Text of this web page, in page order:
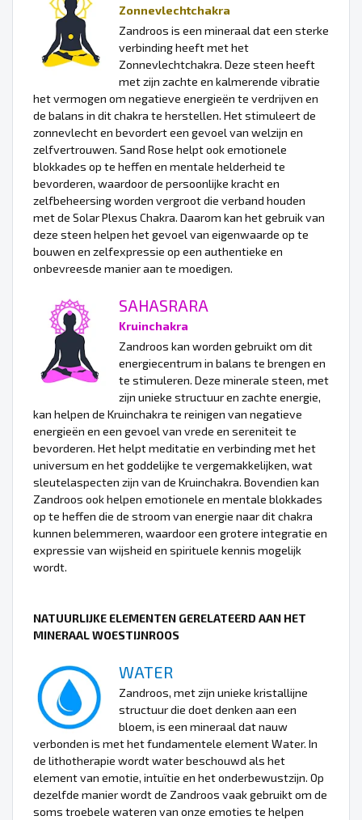
Zonnevlechtchakra
Zandroos is een mineraal dat een sterke
verbinding heeft met het
Zonnevlechtchakra. Deze steen heeft
met zijn zachte en kalmerende vibratie
het vermogen om negatieve energieën te verdrijven en
de balans in dit chakra te herstellen. Het stimuleert de
zonnevlecht en bevordert een gevoel van welzijn en
zelfvertrouwen. Sand Rose helpt ook emotionele
blokkades op te heffen en mentale helderheid te
bevorderen, waardoor de persoonlijke kracht en
zelfbeheersing worden vergroot die verband houden
met de Solar Plexus Chakra. Daarom kan het gebruik van
deze steen helpen het gevoel van eigenwaarde op te
bouwen en zelfexpressie op een authentieke en
onbevreesde manier aan te moedigen.
SAHASRARA
Kruinchakra
Zandroos kan worden gebruikt om dit
energiecentrum in balans te brengen en
te stimuleren. Deze minerale steen, met
zijn unieke structuur en zachte energie,
kan helpen de Kruinchakra te reinigen van negatieve
energieën en een gevoel van vrede en sereniteit te
bevorderen. Het helpt meditatie en verbinding met het
universum en het goddelijke te vergemakkelijken, wat
sleutelaspecten zijn van de Kruinchakra. Bovendien kan
Zandroos ook helpen emotionele en mentale blokkades
op te heffen die de stroom van energie naar dit chakra
kunnen belemmeren, waardoor een grotere integratie en
expressie van wijsheid en spirituele kennis mogelijk
wordt.
NATUURLIJKE ELEMENTEN GERELATEERD AAN HET
MINERAAL WOESTIJNROOS
WATER
Zandroos, met zijn unieke kristallijne
structuur die doet denken aan een
bloem, is een mineraal dat nauw
verbonden is met het fundamentele element Water. In
de lithotherapie wordt water beschouwd als het
element van emotie, intuïtie en het onderbewustzijn. Op
dezelfde manier wordt de Zandroos vaak gebruikt om de
soms troebele wateren van onze emoties te helpen